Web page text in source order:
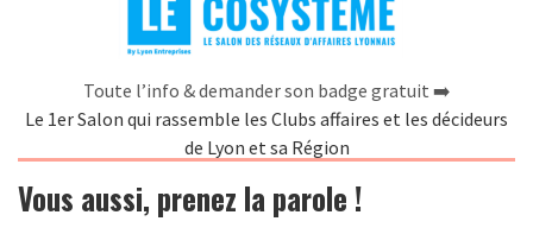
Toute l’info & demander son badge gratuit ➡️
Le 1er Salon qui rassemble les Clubs affaires et les décideurs
de Lyon et sa Région
Vous aussi, prenez la parole !